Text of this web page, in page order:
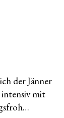
der Jänner
mit